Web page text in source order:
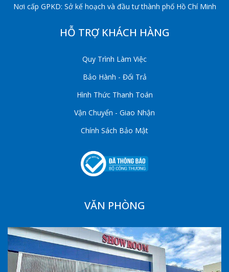
Nơi cấp GPKD: Sở kế hoạch và đầu tư thành phố Hồ Chí Minh
HỖ TRỢ KHÁCH HÀNG
Quy Trình Làm Việc
Bảo Hành - Đổi Trả
Hình Thức Thanh Toán
Vận Chuyển - Giao Nhận
Chính Sách Bảo Mật
VĂN PHÒNG